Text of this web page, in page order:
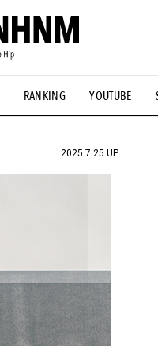
RANKING YOUTUBE
#マイナーグッド図鑑
#FASHION #MUSIC
2025.7.25 UP